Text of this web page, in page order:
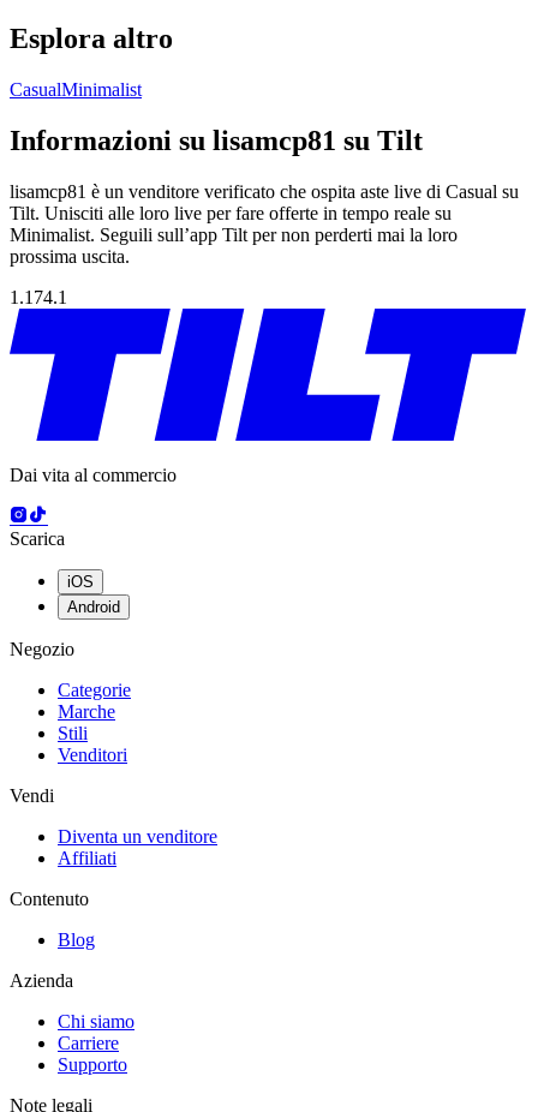
Esplora altro
CasualMinimalist
Informazioni su lisamcp81 su Tilt
lisamcp81 è un venditore verificato che ospita aste live di Casual su
Tilt. Unisciti alle loro live per fare offerte in tempo reale su
Minimalist. Seguili sull’app Tilt per non perderti mai la loro
prossima uscita.
1.174.1
Dai vita al commercio
Scarica
iOS
Android
Negozio
Categorie
Marche
Stili
Venditori
Vendi
Diventa un venditore
Affiliati
Contenuto
Blog
Azienda
Chi siamo
Carriere
Supporto
Note legali